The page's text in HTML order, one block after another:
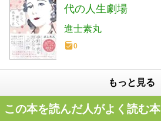
代の人生劇場
進士素丸
0
もっと見る
この本を読んだ人がよく読む本